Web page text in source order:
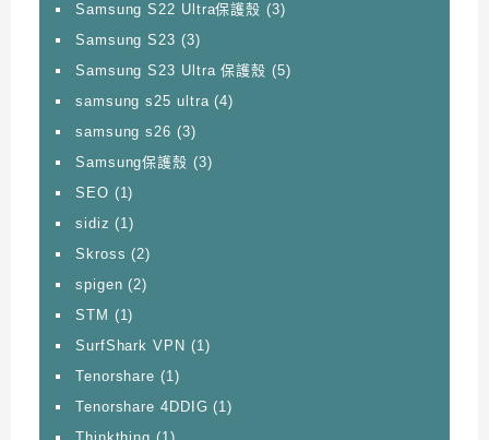
Samsung S22 Ultra保護殼 (3)
Samsung S23 (3)
Samsung S23 Ultra 保護殼 (5)
samsung s25 ultra(4)
samsung s26 (3)
Samsung保護殼 (3)
SEO (1)
sidiz (1)
Skross (2)
spigen (2)
STM (1)
SurfShark VPN (1)
Tenorshare (1)
Tenorshare 4DDIG (1)